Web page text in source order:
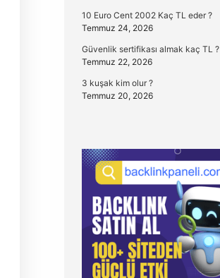
10 Euro Cent 2002 Kaç TL eder ?
Temmuz 24, 2026
Güvenlik sertifikası almak kaç TL ?
Temmuz 22, 2026
3 kuşak kim olur ?
Temmuz 20, 2026